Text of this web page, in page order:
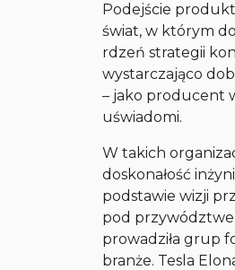
Podejście
świat, w którym
rdzeń strategii
wystarczająco
– jako producent
uświadomi.
W takich
doskonałość
podstawie wizji
pod
prowadziła grup
branże. Tesla